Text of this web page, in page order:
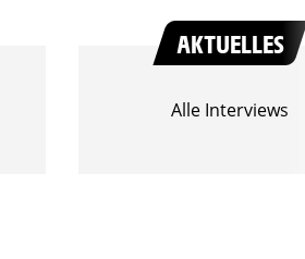
AKTUELLES
Alle Interviews